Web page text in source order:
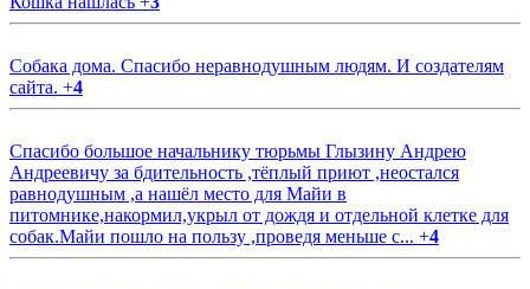
Собака дома. Спасибо неравнодушным людям. И создателям
сайта. +4
Спасибо большое начальнику тюрьмы Глызину Андрею
Андреевичу за бдительность ,тёплый приют ,неостался
равнодушным ,а нашёл место для Майи в
питомнике,накормил,укрыл от дождя и отдельной клетке для
собак.Майи пошло на пользу ,проведя меньше с... +4